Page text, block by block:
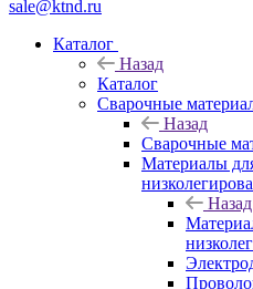
sale@ktnd.ru
Каталог
Назад
Каталог
Сварочные
Назад
Сварочные
Материалы
Назад